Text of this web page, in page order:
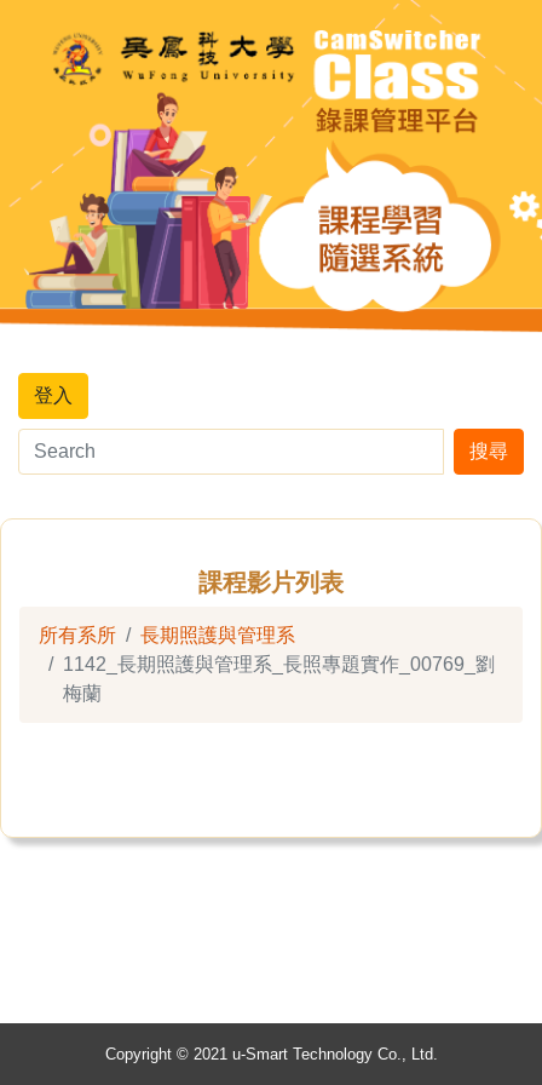
登入
搜尋
課程影片列表
所有系所
長期照護與管理系
1142_長期照護與管理系_長照專題實作_00769_劉
梅蘭
Copyright © 2021 u-Smart Technology Co., Ltd.